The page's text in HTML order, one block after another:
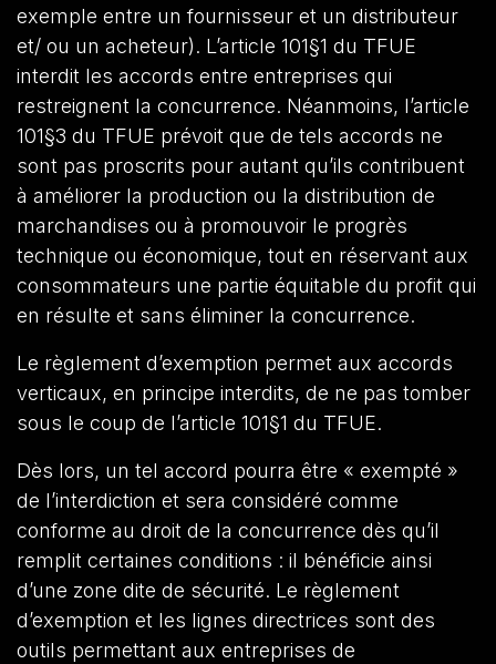
exemple entre un fournisseur et un distributeur
et/ ou un acheteur). L’article 101§1 du TFUE
interdit les accords entre entreprises qui
restreignent la concurrence. Néanmoins, l’article
101§3 du TFUE prévoit que de tels accords ne
sont pas proscrits pour autant qu’ils contribuent
à améliorer la production ou la distribution de
marchandises ou à promouvoir le progrès
technique ou économique, tout en réservant aux
consommateurs une partie équitable du profit qui
en résulte et sans éliminer la concurrence.
Le règlement d’exemption permet aux accords
verticaux, en principe interdits, de ne pas tomber
sous le coup de l’article 101§1 du TFUE.
Dès lors, un tel accord pourra être « exempté »
de l’interdiction et sera considéré comme
conforme au droit de la concurrence dès qu’il
remplit certaines conditions : il bénéficie ainsi
d’une zone dite de sécurité. Le règlement
d’exemption et les lignes directrices sont des
outils permettant aux entreprises de